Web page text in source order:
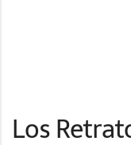
Los